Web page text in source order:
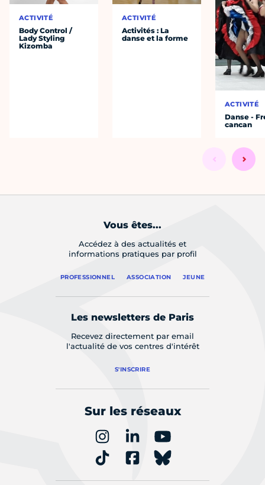
ACTIVITÉ
Body Control /
Lady Styling
Kizomba
ACTIVITÉ
Activités : La
danse et la forme
ACTIVITÉ
Danse -
cancan
Vous êtes...
Accédez à des actualités et
informations pratiques par profil
PROFESSIONNEL ASSOCIATION JEUNE
Les newsletters de Paris
Recevez directement par email
l'actualité de vos centres d'intérêt
S'INSCRIRE
Sur les réseaux